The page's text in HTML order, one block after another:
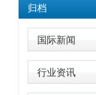
归档
国际新闻
行业资讯